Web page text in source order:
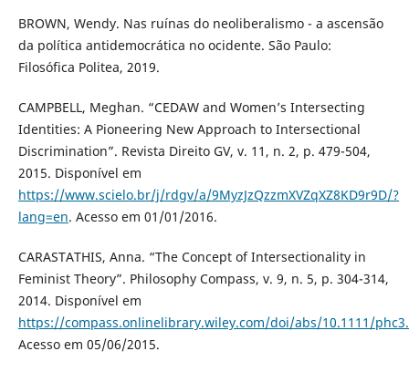
BROWN, Wendy. Nas ruínas do neoliberalismo - a ascensão
da política antidemocrática no ocidente. São Paulo:
Filosófica Politea, 2019.
CAMPBELL, Meghan. “CEDAW and Women’s Intersecting
Identities: A Pioneering New Approach to Intersectional
Discrimination”. Revista Direito GV, v. 11, n. 2, p. 479-504,
2015. Disponível em
https://www.scielo.br/j/rdgv/a/9MyzJzQzzmXVZqXZ8KD9r9D/?
lang=en. Acesso em 01/01/2016.
CARASTATHIS, Anna. “The Concept of Intersectionality in
Feminist Theory”. Philosophy Compass, v. 9, n. 5, p. 304-314,
2014. Disponível em
https://compass.onlinelibrary.wiley.com/doi/abs/10.1111/
Acesso em 05/06/2015.